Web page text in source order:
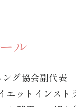
ル
グ協会副代表
エットインスト